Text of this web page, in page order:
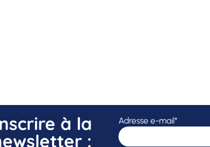
à la
:
Adresse e-mail*